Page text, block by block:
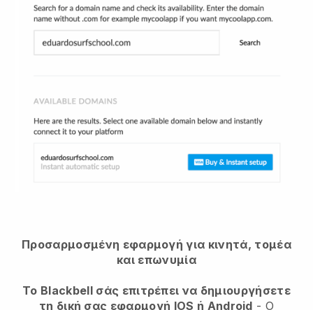
Προσαρμοσμένη εφαρμογή για κινητά, τομέα
και επωνυμία
Το Blackbell σάς επιτρέπει να δημιουργήσετε
τη δική σας εφαρμογή IOS ή Android - Ο